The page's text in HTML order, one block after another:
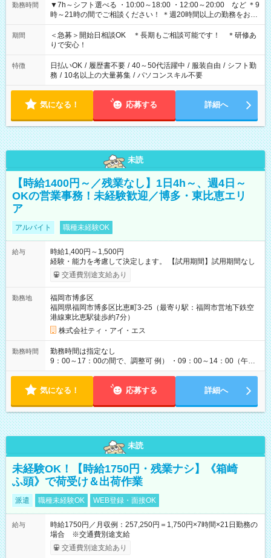
勤務時間
▼7h～シフト選べる ・10:00～18:00 ・12:00～20:00 など ＊9
時～21時の間でご相談ください！ ＊週20時間以上の勤務をお願
いします
期間
＜急募＞開始日相談OK ＊長期もご相談可能です！ ＊研修あ
りで安心！
特徴 日払いOK / 履歴書不要 / 40～50代活躍中 / 服装自由 / シフト勤
務 / 10名以上の大量募集 / パソコンスキル不要
気になる！ 応募する 詳細へ
未読
【時給1400円～／残業なし】1日4h～、週4日～
OKの営業事務！未経験歓迎／博多・東比恵エリ
ア
アルバイト 職種未経験OK
給与
時給1,400円～1,500円
経験・能力を考慮して決定します。 【試用期間】試用期間なし
交通費別途支給あり
勤務地
福岡市博多区
福岡県福岡市博多区比恵町3-25（最寄り駅：福岡市営地下鉄空
港線東比恵駅徒歩約7分）
株式会社ティ・アイ・エス
勤務時間
勤務時間は指定なし
9：00～17：00の間で、調整可 例） ・09：00～14：00（午後
からは家事に） ・10：00～16：00（朝はゆっくりスタート）
勤務で、ご希望に合わせて調整します。 ◎今週は子供の行事
気になる！ 応募する 詳細へ
未読
未経験OK！【時給1750円・残業ナシ】《箱崎
ふ頭》で荷受け＆出荷作業
派遣 職種未経験OK WEB登録・面接OK
給与
時給1750円／月収例：257,250円＝1,750円×7時間×21日勤務の
場合 ※交通費別途支給
交通費別途支給あり